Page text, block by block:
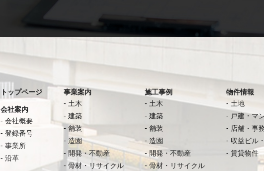
トップページ
会社案内
会社概要
登録番号
事業所
沿革
事業案内
土木
建築
舗装
造園
開発・不動産
骨材・リサイクル
施工事例
土木
建築
舗装
造園
開発・不動産
骨材・リサイクル
物件情報
土地
戸建・マ
店舗・事
収益ビル
賃貸物件